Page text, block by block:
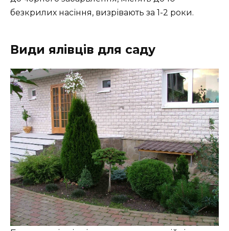
безкрилих насіння, визрівають за 1-2 роки.
Види ялівців для саду